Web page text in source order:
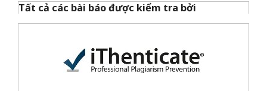
Tất cả các bài báo được kiểm tra bởi